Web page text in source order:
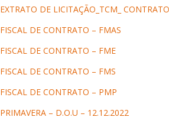
EXTRATO DE LICITAÇÃO_TCM_
FISCAL DE CONTRATO – FMAS
FISCAL DE CONTRATO – FME
FISCAL DE CONTRATO – FMS
FISCAL DE CONTRATO – PMP
PRIMAVERA – D.O.U – 12.12.2022